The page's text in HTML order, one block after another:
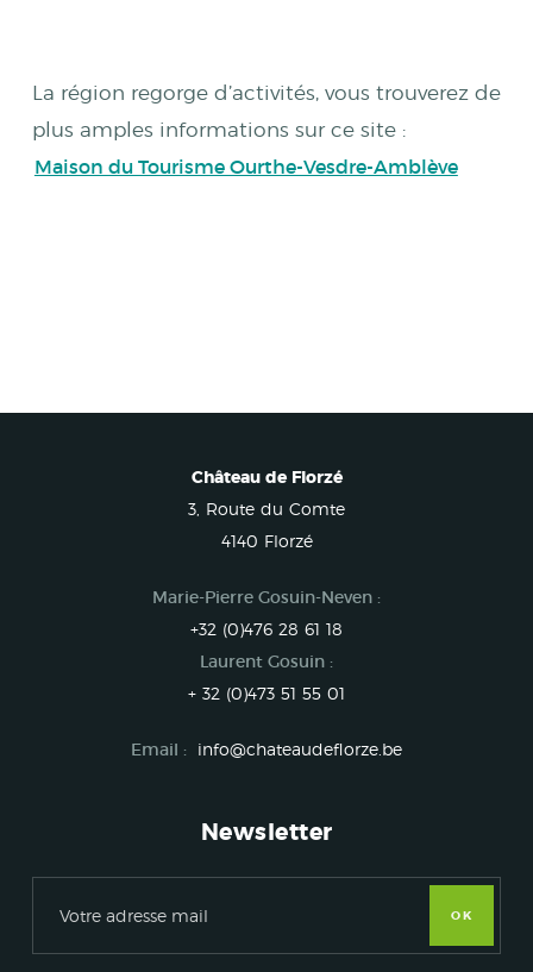
La région regorge d’activités, vous trouverez de
plus amples informations sur ce site :
Maison du Tourisme Ourthe-Vesdre-Amblève
Château de Florzé
3, Route du Comte
4140 Florzé
Marie-Pierre Gosuin-Neven :
+32 (0)476 28 61 18
Laurent Gosuin :
+ 32 (0)473 51 55 01
Email : info@chateaudeflorze.be
Newsletter
OK